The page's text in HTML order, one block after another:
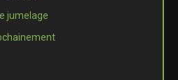
Le jumelage